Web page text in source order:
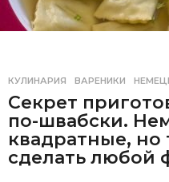
КУЛИНАРИЯ ВАРЕНИКИ ,
Секрет
по-швабски.
квадратные,
сделать любой